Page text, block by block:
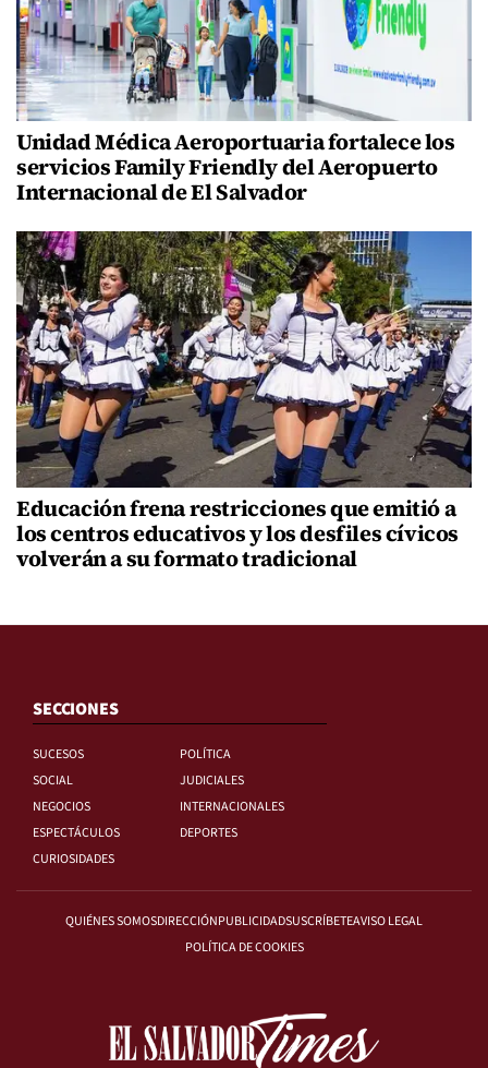
Unidad Médica Aeroportuaria fortalece los
servicios Family Friendly del Aeropuerto
Internacional de El Salvador
Educación frena restricciones que emitió a
los centros educativos y los desfiles cívicos
volverán a su formato tradicional
SECCIONES
SUCESOS
POLÍTICA
SOCIAL
JUDICIALES
NEGOCIOS
INTERNACIONALES
ESPECTÁCULOS
DEPORTES
CURIOSIDADES
QUIÉNES SOMOSDIRECCIÓNPUBLICIDADSUSCRÍBETEAVISO LEGAL
POLÍTICA DE COOKIES